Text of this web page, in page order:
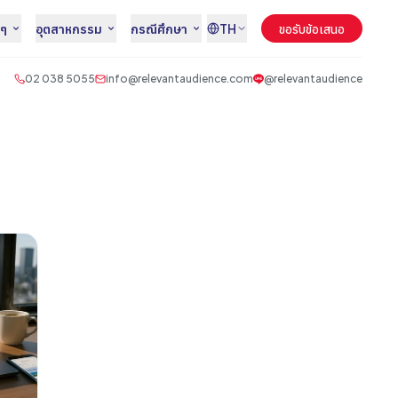
อุตสาหกรรม กรณีศึกษา TH ขอรับข้อเสนอ
02 038 5055 info@relevantaudience.com @relevantaudience